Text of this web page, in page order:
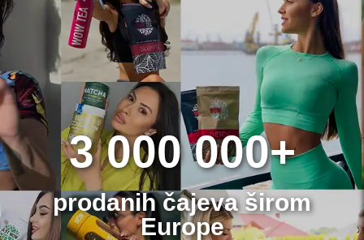
3 000 000+
prodanih čajeva širom
Europe